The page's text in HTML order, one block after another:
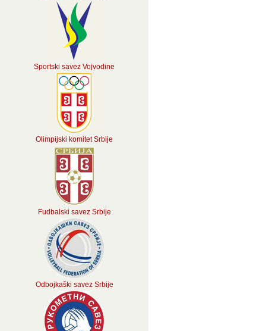
Sportski savez Vojvodine
Olimpijski komitet Srbije
Fudbalski savez Srbije
Odbojkaški savez Srbije